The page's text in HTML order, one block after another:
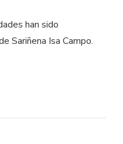
han sido
Sariñena Isa Campo.